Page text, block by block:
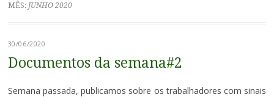
MÊS: JUNHO 2020
30/06/2020
Documentos da semana#2
Semana passada, publicamos sobre os trabalhadores com sinais